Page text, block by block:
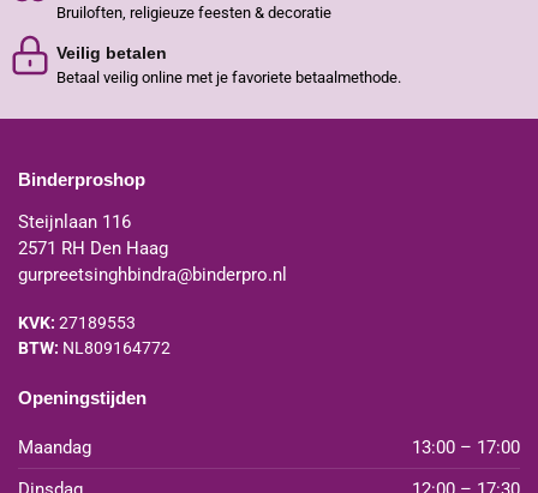
Bruiloften, religieuze feesten & decoratie
Veilig betalen
Betaal veilig online met je favoriete betaalmethode.
Binderproshop
Steijnlaan 116
2571 RH Den Haag
gurpreetsinghbindra@binderpro.nl
KVK: 27189553
BTW: NL809164772
Openingstijden
Maandag
13:00 – 17:00